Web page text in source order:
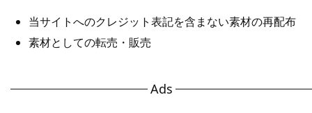
当サイトへのクレジット表記を含まない素材の再配布
素材としての転売・販売
Ads